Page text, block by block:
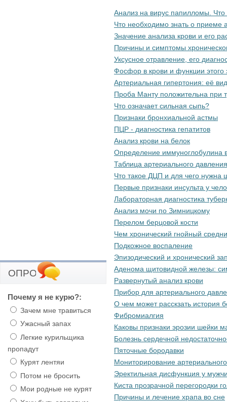
Анализ на вирус папилломы. Что
Что необходимо знать о приеме
Значение анализа крови и его
Причины и симптомы
Уксусное отравление, его
Фосфор в крови и функции этого
Артериальная гипертония: её
Проба Манту положительна при
Что означает сильная сыпь?
Признаки бронхиальной астмы
ПЦР - диагностика гепатитов
Анализ крови на белок
Определение иммуноглобулина
Таблица артериального
Что такое ДЦП и для чего нужна
Первые признаки инсульта у
Лабораторная диагностика
Анализ мочи по Зимницкому
Перелом берцовой кости
Чем хронический гнойный
Подкожное воспаление
Эпизодический и хронический
Аденома щитовидной железы:
Развернутый анализ крови
Прибор для артериального
О чем может расскзать история
Фибромиалгия
Каковы признаки эрозии шейки
Болезнь сердечной
Пяточные бородавки
Мониторирование
Эректильная дисфункция у
Киста прозрачной перегородки
Причины и лечение храпа во сне
ОПРОС
Почему я не курю?:
Зачем мне травиться
Ужасный запах
Легкие курильщика
пропадут
Курят лентяи
Потом не бросить
Мои родные не курят